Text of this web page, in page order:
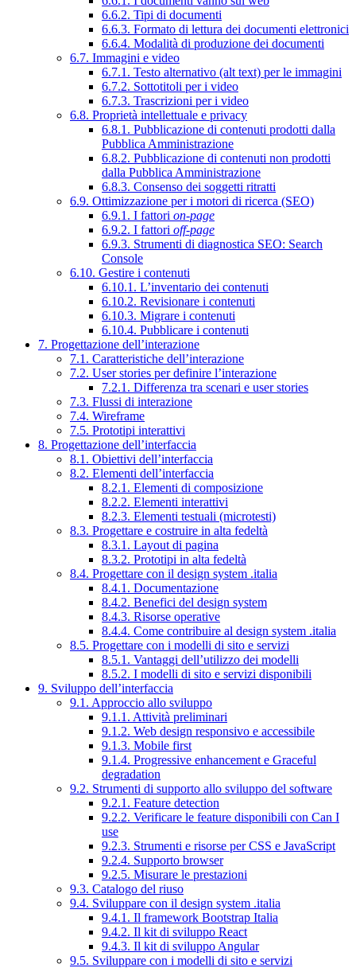
6.6.2. Tipi di documenti
6.6.3. Formato di lettura dei documenti elettronici
6.6.4. Modalità di produzione dei documenti
6.7. Immagini e video
6.7.1. Testo alternativo (alt text) per le immagini
6.7.2. Sottotitoli per i video
6.7.3. Trascrizioni per i video
6.8. Proprietà intellettuale e privacy
6.8.1. Pubblicazione di contenuti prodotti dalla
Pubblica Amministrazione
6.8.2. Pubblicazione di contenuti non prodotti
dalla Pubblica Amministrazione
6.8.3. Consenso dei soggetti ritratti
6.9. Ottimizzazione per i motori di ricerca (SEO)
6.9.1. I fattori on-page
6.9.2. I fattori off-page
6.9.3. Strumenti di diagnostica SEO: Search
Console
6.10. Gestire i contenuti
6.10.1. L’inventario dei contenuti
6.10.2. Revisionare i contenuti
6.10.3. Migrare i contenuti
6.10.4. Pubblicare i contenuti
7. Progettazione dell’interazione
7.1. Caratteristiche dell’interazione
7.2. User stories per definire l’interazione
7.2.1. Differenza tra scenari e user stories
7.3. Flussi di interazione
7.4. Wireframe
7.5. Prototipi interattivi
8. Progettazione dell’interfaccia
8.1. Obiettivi dell’interfaccia
8.2. Elementi dell’interfaccia
8.2.1. Elementi di composizione
8.2.2. Elementi interattivi
8.2.3. Elementi testuali (microtesti)
8.3. Progettare e costruire in alta fedeltà
8.3.1. Layout di pagina
8.3.2. Prototipi in alta fedeltà
8.4. Progettare con il design system .italia
8.4.1. Documentazione
8.4.2. Benefici del design system
8.4.3. Risorse operative
8.4.4. Come contribuire al design system .italia
8.5. Progettare con i modelli di sito e servizi
8.5.1. Vantaggi dell’utilizzo dei modelli
8.5.2. I modelli di sito e servizi disponibili
9. Sviluppo dell’interfaccia
9.1. Approccio allo sviluppo
9.1.1. Attività preliminari
9.1.2. Web design responsivo e accessibile
9.1.3. Mobile first
9.1.4. Progressive enhancement e Graceful
degradation
9.2. Strumenti di supporto allo sviluppo del software
9.2.1. Feature detection
9.2.2. Verificare le feature disponibili con Can I
use
9.2.3. Strumenti e risorse per CSS e JavaScript
9.2.4. Supporto browser
9.2.5. Misurare le prestazioni
9.3. Catalogo del riuso
9.4. Sviluppare con il design system .italia
9.4.1. Il framework Bootstrap Italia
9.4.2. Il kit di sviluppo React
9.4.3. Il kit di sviluppo Angular
9.5. Sviluppare con i modelli di sito e servizi